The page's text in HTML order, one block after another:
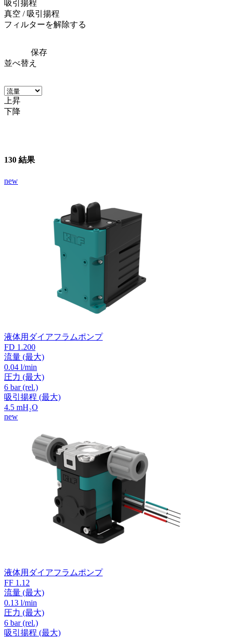
吸引揚程
真空 / 吸引揚程
フィルターを解除する
保存
並べ替え
上昇
下降
130 結果
new
液体用ダイアフラムポンプ
FD 1.200
流量 (最大)
0.04 l/min
圧力 (最大)
6 bar (rel.)
吸引揚程 (最大)
4.5 mH₂O
new
液体用ダイアフラムポンプ
FF 1.12
流量 (最大)
0.13 l/min
圧力 (最大)
6 bar (rel.)
吸引揚程 (最大)